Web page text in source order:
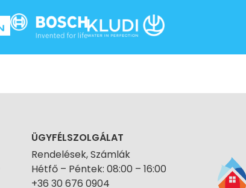
ÜGYFÉLSZOLGÁLAT
Rendelések, Számlák
Hétfő – Péntek: 08:00 – 16:00
+36 30 676 0904